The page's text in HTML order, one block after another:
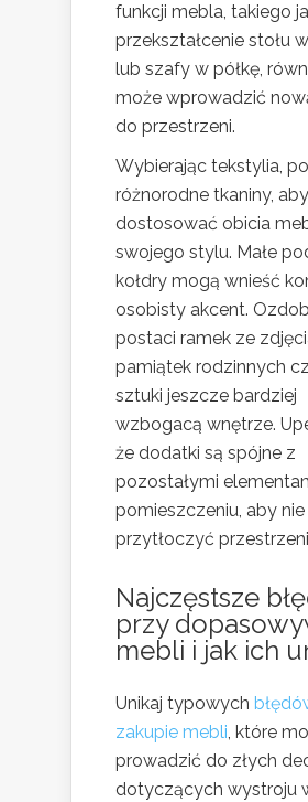
funkcji mebla, takiego
przekształcenie stołu
lub szafy w półkę,
może wprowadzić
do przestrzeni.
Wybierając tekstylia,
różnorodne tkaniny, aby
dostosować obicia
swojego stylu. Małe
kołdry mogą wnieść
osobisty akcent.
postaci ramek ze
pamiątek rodzinnych
sztuki jeszcze bardziej
wzbogacą wnętrze.
że dodatki są spójne z
pozostałymi
pomieszczeniu, aby nie
przytłoczyć
Najczęstsze
przy
mebli i jak ich
Unikaj typowych
zakupie mebli, które
prowadzić do złych
dotyczących wystroju